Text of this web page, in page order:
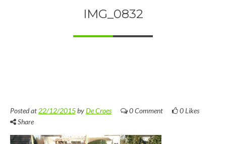
IMG_0832
Posted at 22/12/2015byDe Croes 0 Comment 0Likes
Share